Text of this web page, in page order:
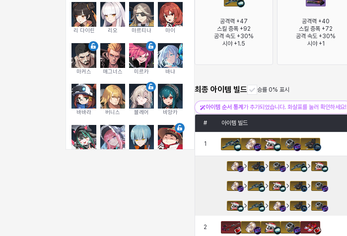
리 다이린 리오 마르티나 마이
마커스 매그너스 미르카 바냐
바바라 버니스 블레어 비앙카
공격력 +47
스킬 증폭 +92
공격 속도 +30%
시야 +1.5
공격력 +40
스킬 증폭 +72
공격 속도 +30%
시야 +1
최종 아이템 빌드 승률 0% 표시
아이템 순서 통계 가 추가되었습니다. 화살표를 눌러 확인하세요!
# 아이템 빌드
1
2